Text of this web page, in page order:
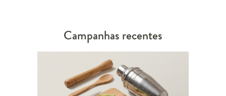
Campanhas recentes